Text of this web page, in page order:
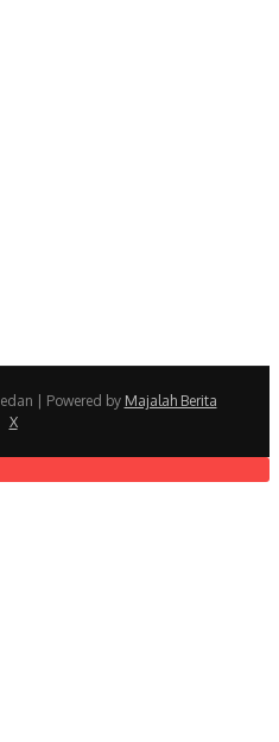
| Powered by Majalah Berita
X